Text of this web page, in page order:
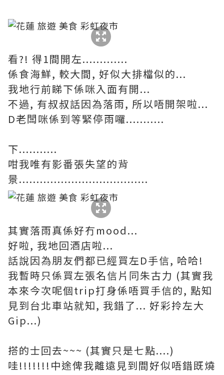
看?! 得1間開左.............
係食海鮮, 較大間, 好似大排檔似的...
我地行前睇下係咪入面有開...
不過, 有叔叔話因為落雨, 所以唔開架啦...
D老闆咪係到等緊停雨囉...........
下...........
咁我唯有影番張失望的背
景.....................................
其實落雨真係好冇mood...
好啦, 我地回酒店啦...
話說因為朋友們都已經買左D手信, 哈哈!
我暫時只係買左張名信片同朱古力 (其實我
本來今次呢個trip打身係唔買手信的, 點知
見到台北車站就知, 我錯了... 好彩拎左大
Gip...)
搭的士回去~~~ (其實只是七點....)
哇!!!!!!!中途俾我離遠見到間好似唔錯既燒